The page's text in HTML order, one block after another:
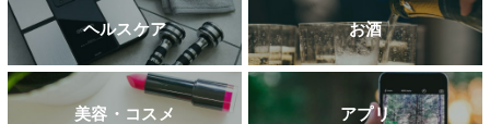
ヘルスケア お酒
美容・コスメ アプリ